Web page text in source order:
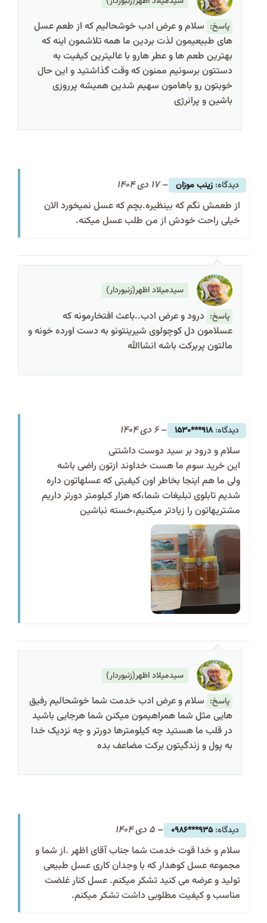
پاسخ: سلام و عرض ادب خوشحالیم که از طعم عسل
های طبیعیمون لذت بردین ما همه تلاشمون اینه که
بهترین طعم ها و عطر هارو با عالیترین کیفیت به
دستتون برسونیم ممنون که وقت گذاشتید و این حال
خوبتون رو باهامون سهیم شدین همیشه پرروزی
باشین و پرانرژی
زینب موزان – 17 دی 1404
از طعمش نگم که بینظیره.بچم که عسل نمیخورد الان
خیلی راحت خودش از من طلب عسل میکنه.
سیدمیلاد اظهر(زنبوردار)
پاسخ: درود و عرض ادب..باعث افتخارمونه که
عسلامون دل کوچولوی شیرینتونو به دست اورده خونه و
مالتون پربرکت باشه انشاالله
918***1530
– 6 دی 1404
سلام و درود بر سید دوست داشتنی
این خرید سوم ما هست خداوند ازتون راضی باشه
ولی ما هم اینجا بخاطر اون کیفیتی که عسلهاتون داره
شدیم تابلوی تبلیغات شما،که هزار کیلومتر دورتر داریم
مشتریهاتون را زیادتر میکنیم،خسته نباشین
سیدمیلاد اظهر(زنبوردار)
پاسخ: سلام و عرض ادب خدمت شما خوشحالیم رفیق
هایی مثل شما همراهیمون میکنن شما هرجایی باشید
در قلب ما هستید چه کیلومترها دورتر و چه نزدیک خدا
به پول و زندگیتون برکت مضاعف بده
935***0986
– 5 دی 1404
سلام و خدا قوت خدمت شما جناب آقای اظهر .از شما و
مجموعه عسل کوهدار که با وجدان کاری عسل طبیعی
تولید و عرضه می کنید تشکر میکنم. عسل کنار غلضت
مناسب و کیفیت مطلوبی داشت تشکر میکنم.